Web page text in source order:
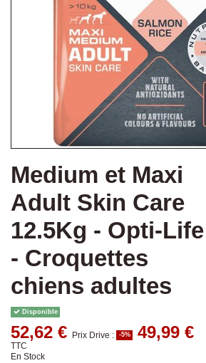
Medium et Maxi
Adult Skin Care
12.5Kg - Opti-Life
- Croquettes
chiens adultes
Disponible
52,62 € Prix Drive : -5% 49,99 €
TTC
En Stock